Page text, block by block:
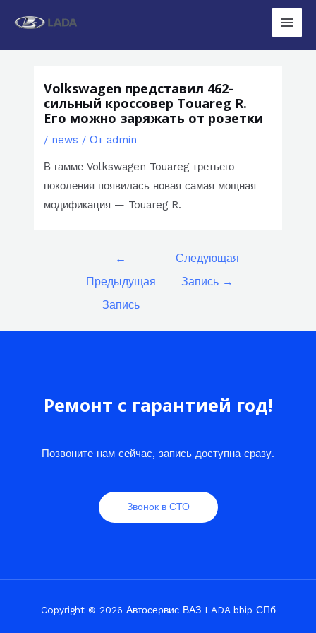
Main
Volkswagen представил 462-
сильный кроссовер Touareg R.
Его можно заряжать от розетки
/ news / От admin
В гамме Volkswagen Touareg третьего
поколения появилась новая самая мощная
модификация — Touareg R.
←
Предыдущая
Запись
Следующая
Запись →
Ремонт с гарантией год!
Позвоните нам сейчас, запись доступна сразу.
Звонок в СТО
Copyright © 2026 Автосервис ВАЗ LADA bbip СПб